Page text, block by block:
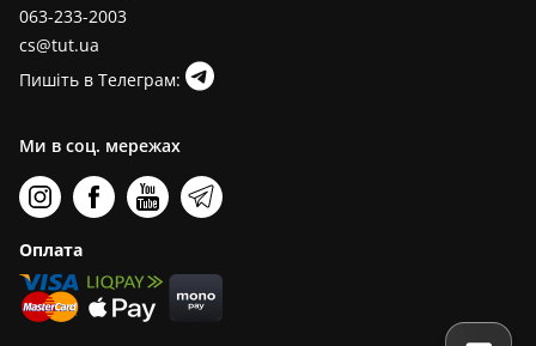
063-233-2003
cs@tut.ua
Пишіть в Телеграм:
Ми в соц. мережах
Оплата